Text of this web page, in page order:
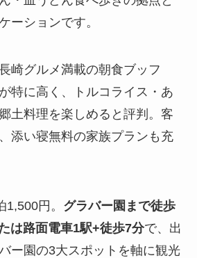
ーションです。
崎グルメ満載の朝食ブッフ
特に高く、トルコライス・あ
土料理を楽しめると評判。客
添い寝無料の家族プランも充
円。 グラバー園まで徒歩
は路面電車1駅+徒歩7分で、出
ー園の3大スポットを軸に観光